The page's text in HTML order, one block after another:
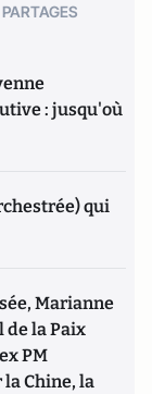
: jusqu'où
qui
Marianne
de la Paix
PM
Chine, la